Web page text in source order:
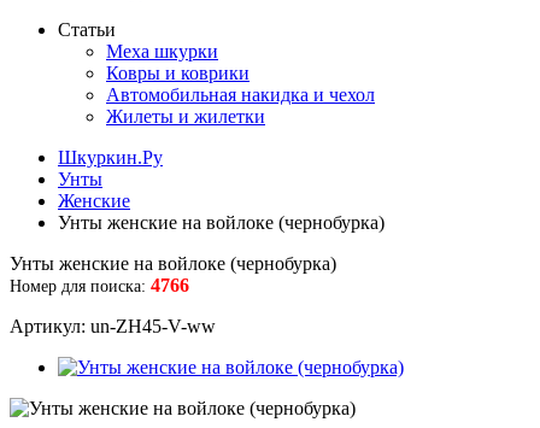
Статьи
Меха шкурки
Ковры и коврики
Автомобильная накидка и чехол
Жилеты и жилетки
Шкуркин.Ру
Унты
Женские
Унты женские на войлоке (чернобурка)
Унты женские на войлоке (чернобурка)
Номер для поиска: 4766
Артикул: un-ZH45-V-ww